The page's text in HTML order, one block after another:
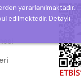
yararlanılmaktadır.
edilmektedir. Detaylı